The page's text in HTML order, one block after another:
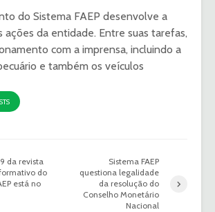
do Sistema FAEP desenvolve a
ações da entidade. Entre suas tarefas,
com a imprensa, incluindo a
e também os veículos
da revista
do
está no
Sistema FAEP
questiona legalidade
da resolução do
Conselho Monetário
Nacional